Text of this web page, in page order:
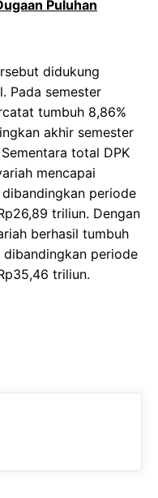
Puluhan
didukung
Pada semester
tumbuh 8,86%
akhir semester
total DPK
mencapai
periode
triliun. Dengan
berhasil tumbuh
dibandingkan periode
triliun.